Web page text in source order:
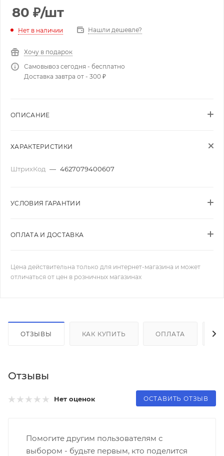
80 ₽/шт
Нет в наличии Нашли дешевле?
Хочу в подарок
Самовывоз сегодня - бесплатно
Доставка завтра от - 300 ₽
ОПИСАНИЕ
ХАРАКТЕРИСТИКИ
ШтрихКод — 4627079400607
УСЛОВИЯ ГАРАНТИИ
ОПЛАТА И ДОСТАВКА
Цена действительна только для интернет-магазина и может
отличаться от цен в розничных магазинах
ОТЗЫВЫ КАК КУПИТЬ ОПЛАТА
Отзывы
Нет оценок ОСТАВИТЬ ОТЗЫВ
Помогите другим пользователям с
выбором - будьте первым, кто поделится